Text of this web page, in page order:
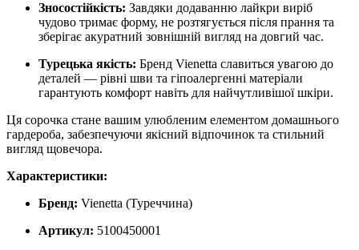
Зносостійкість: Завдяки додаванню лайкри виріб
чудово тримає форму, не розтягується після прання та
зберігає акуратний зовнішній вигляд на довгий час.
Турецька якість: Бренд Vienetta славиться увагою до
деталей — рівні шви та гіпоалергенні матеріали
гарантують комфорт навіть для найчутливішої шкіри.
Ця сорочка стане вашим улюбленим елементом домашнього
гардероба, забезпечуючи якісний відпочинок та стильний
вигляд щовечора.
Характеристики:
Бренд: Vienetta (Туреччина)
Артикул: 5100450001